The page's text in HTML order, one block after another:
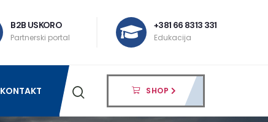
B2B USKORO
Partnerski portal
+381 66 8313 331
Edukacija
KONTAKT SHOP